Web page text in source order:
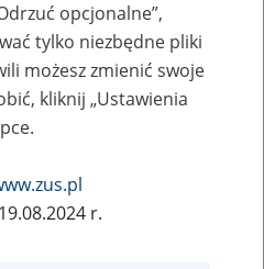
eZUS, wizyty
Aktywni 50+
opcjonalne”,
tylko niezbędne pliki
możesz zmienić swoje
kliknij „Ustawienia
r.